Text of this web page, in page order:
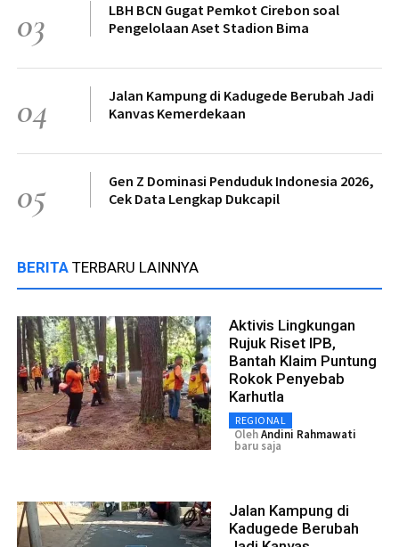
03
LBH BCN Gugat Pemkot Cirebon soal
Pengelolaan Aset Stadion Bima
04
Jalan Kampung di Kadugede Berubah Jadi
Kanvas Kemerdekaan
05
Gen Z Dominasi Penduduk Indonesia 2026,
Cek Data Lengkap Dukcapil
BERITA TERBARU LAINNYA
Aktivis Lingkungan
Rujuk Riset IPB,
Bantah Klaim Puntung
Rokok Penyebab
Karhutla
REGIONAL
OlehAndini Rahmawati
baru saja
Jalan Kampung di
Kadugede Berubah